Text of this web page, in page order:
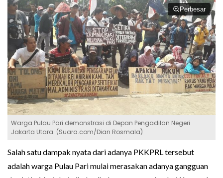
Perbesar
Warga Pulau Pari demonstrasi di Depan Pengadilan Negeri
Jakarta Utara. (Suara.com/Dian Rosmala)
Salah satu dampak nyata dari adanya PKKPRL tersebut
adalah warga Pulau Pari mulai merasakan adanya gangguan